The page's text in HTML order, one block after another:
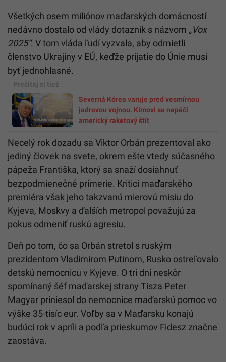
Všetkých osem miliónov maďarských domácností
nedávno dostalo od vlády dotazník s názvom „Vox
2025“. V tom vláda ľudí vyzvala, aby odmietli
členstvo Ukrajiny v EÚ, keďže prijatie do Únie musí
byť jednohlasné.
Severná Kórea varuje pred vesmírnou
jadrovou vojnou. Kimovi sa nepáči
americký raketový štít
Necelý rok dozadu sa Viktor Orbán prezentoval ako
jediný človek na svete, okrem ešte vtedy súčasného
pápeža Františka, ktorý sa snaží dosiahnuť
bezpodmienečné prímerie. Kritici maďarského
premiéra však jeho takzvanú mierovú misiu do
Kyjeva, Moskvy a ďalších metropol považujú za
pokus odmeniť ruskú agresiu.
Deň po tom, čo sa Orbán stretol s ruským
prezidentom Vladimirom Putinom, Rusko ostreľovalo
detskú nemocnicu v Kyjeve. O tri dni neskôr
spomínaný šéf maďarskej strany Tisza Peter
Magyar priniesol do nemocnice maďarskú pomoc vo
výške 35-tisíc eur. Voľby sa v Maďarsku konajú
budúci rok v apríli a podľa prieskumov Fidesz značne
zaostáva.